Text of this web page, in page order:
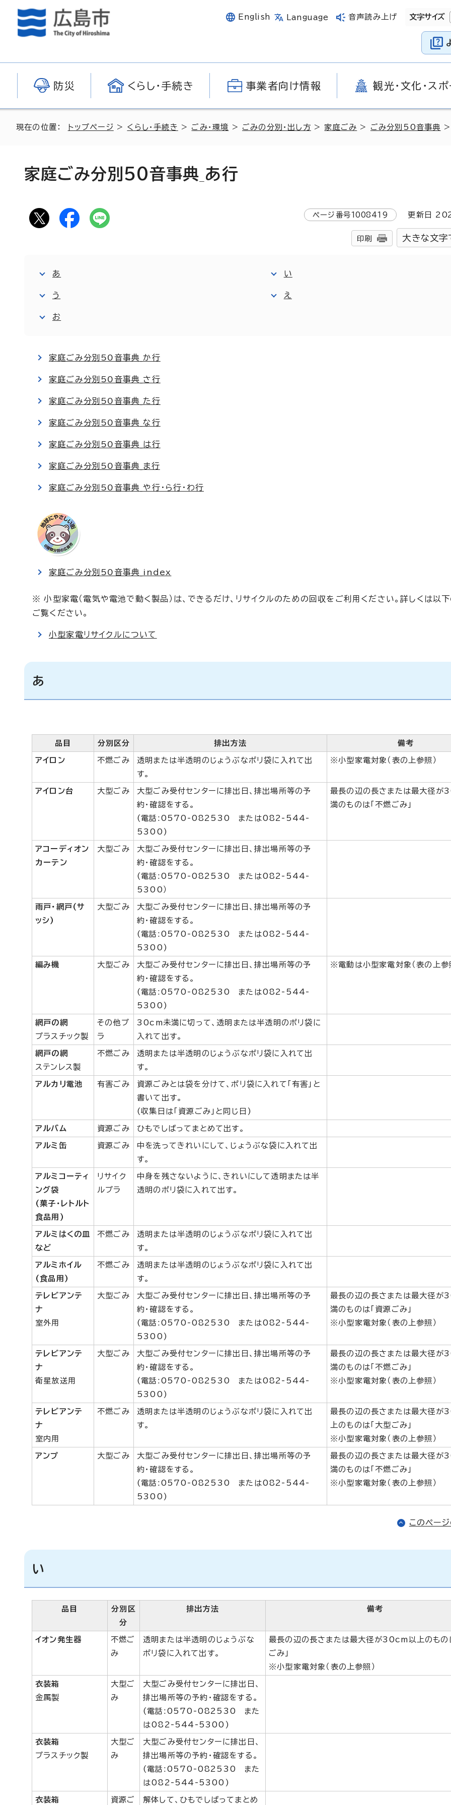
English Language 音声読み上げ 文字サイズ
防災 くらし・手続き 事業者向け情報 観光・文化・ス
現在の位置： トップページ > くらし・手続き > ごみ・環境 > ごみの分別・出し方 > 家庭ごみ > ごみ分別50音事典 >
家庭ごみ分別50音事典_あ行
ページ番号1008419 更新日
印刷 大きな文字
あ い
う え
お
家庭ごみ分別50音事典_か行
家庭ごみ分別50音事典_さ行
家庭ごみ分別50音事典_た行
家庭ごみ分別50音事典_な行
家庭ごみ分別50音事典_は行
家庭ごみ分別50音事典_ま行
家庭ごみ分別50音事典_や行・ら行・わ行
家庭ごみ分別50音事典_index
※ 小型家電（電気や電池で動く製品）は、できるだけ、リサイクルのための回収をご利用ください。詳しくは以
ご覧ください。
小型家電リサイクルについて
あ
品目 分別区分 排出方法 備考
アイロン 不燃ごみ
透明または半透明のじょうぶなポリ袋に入れて出
す。
※小型家電対象（表の上参照）
アイロン台 大型ごみ
大型ごみ受付センターに排出日、排出場所等の予
約・確認をする。
(電話:0570-082530 または082-544-
5300)
最長の辺の長さまたは最大径が
満のものは「不燃ごみ」
アコーディオン
カーテン
大型ごみ
大型ごみ受付センターに排出日、排出場所等の予
約・確認をする。
(電話:0570-082530 または082-544-
5300）
雨戸・網戸(サ
ッシ)
大型ごみ
大型ごみ受付センターに排出日、排出場所等の予
約・確認をする。
(電話:0570-082530 または082-544-
5300)
編み機 大型ごみ
大型ごみ受付センターに排出日、排出場所等の予
約・確認をする。
(電話:0570-082530 または082-544-
5300)
※電動は小型家電対象（表の上参
網戸の網
プラスチック製
その他プ
ラ
30cm未満に切って、透明または半透明のポリ袋に
入れて出す。
網戸の網
ステンレス製
不燃ごみ
透明または半透明のじょうぶなポリ袋に入れて出
す。
アルカリ電池 有害ごみ
資源ごみとは袋を分けて、ポリ袋に入れて「有害」と
書いて出す。
(収集日は「資源ごみ」と同じ日)
アルバム 資源ごみ ひもでしばってまとめて出す。
アルミ缶 資源ごみ
中を洗ってきれいにして、じょうぶな袋に入れて出
す。
アルミコーティ
ング袋
(菓子・レトルト
食品用)
リサイク
ルプラ
中身を残さないように、きれいにして透明または半
透明のポリ袋に入れて出す。
アルミはくの皿
など
不燃ごみ
透明または半透明のじょうぶなポリ袋に入れて出
す。
アルミホイル
(食品用)
不燃ごみ
透明または半透明のじょうぶなポリ袋に入れて出
す。
テレビアンテ
ナ
室外用
大型ごみ
大型ごみ受付センターに排出日、排出場所等の予
約・確認をする。
(電話:0570-082530 または082-544-
5300)
最長の辺の長さまたは最大径が
満のものは「資源ごみ」
※小型家電対象（表の上参照）
テレビアンテ
ナ
衛星放送用
大型ごみ
大型ごみ受付センターに排出日、排出場所等の予
約・確認をする。
(電話:0570-082530 または082-544-
5300)
最長の辺の長さまたは最大径が
満のものは「不燃ごみ」
※小型家電対象（表の上参照）
テレビアンテ
ナ
室内用
不燃ごみ
透明または半透明のじょうぶなポリ袋に入れて出
す。
最長の辺の長さまたは最大径が
上のものは「大型ごみ」
※小型家電対象（表の上参照）
アンプ 大型ごみ
大型ごみ受付センターに排出日、排出場所等の予
約・確認をする。
(電話:0570-082530 または082-544-
5300)
最長の辺の長さまたは最大径が
満のものは「不燃ごみ」
※小型家電対象（表の上参照）
このペー
い
品目
分別区
分
排出方法 備考
イオン発生器
不燃ご
み
透明または半透明のじょうぶな
ポリ袋に入れて出す。
最長の辺の長さまたは最大径が30cm以上のもの
ごみ」
※小型家電対象（表の上参照）
衣装箱
金属製
大型ご
み
大型ごみ受付センターに排出日、
排出場所等の予約・確認をする。
(電話:0570-082530 また
は082-544-5300)
衣装箱
プラスチック製
大型ご
み
大型ごみ受付センターに排出日、
排出場所等の予約・確認をする。
(電話:0570-082530 また
は082-544-5300)
衣装箱 資源ご 解体して、ひもでしばってまとめ